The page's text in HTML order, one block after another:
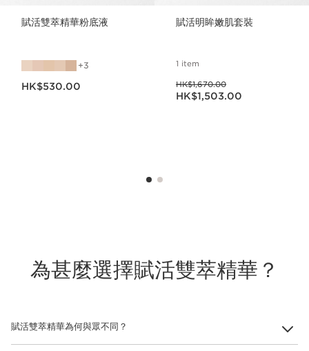
賦活雙萃精華粉底液
3
HK$530.00
賦活明眸嫩肌套裝
1 item
HK$1,670.00
現在價格HK$1,503.00
HK$1,503.00
為甚麼選擇賦活雙萃精華？
賦活雙萃精華為何與眾不同？